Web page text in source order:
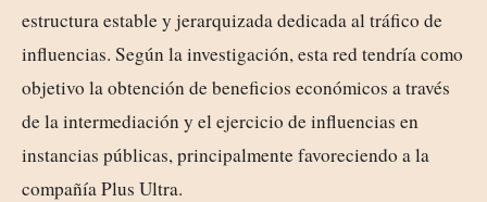
estructura estable y jerarquizada dedicada al tráfico de
influencias. Según la investigación, esta red tendría como
objetivo la obtención de beneficios económicos a través
de la intermediación y el ejercicio de influencias en
instancias públicas, principalmente favoreciendo a la
compañía Plus Ultra.